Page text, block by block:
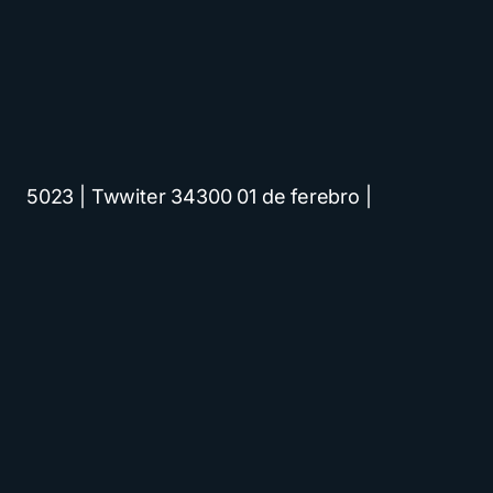
5023 | Twwiter 34300 01 de ferebro |